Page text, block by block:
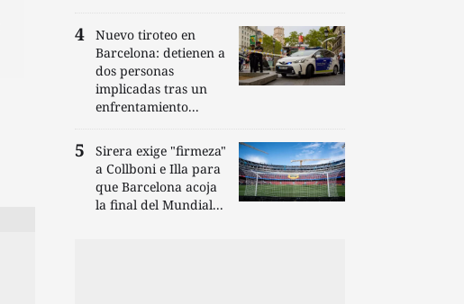
Nuevo tiroteo en
Barcelona: detienen a
dos personas
implicadas tras un
enfrentamiento...
Sirera exige "firmeza"
a Collboni e Illa para
que Barcelona acoja
la final del Mundial...